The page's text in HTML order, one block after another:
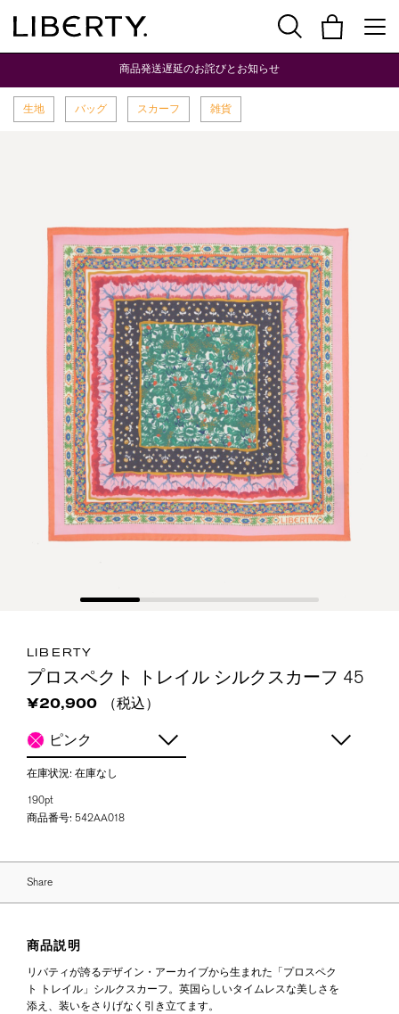
商品発送遅延のお詫びとお知らせ
生地 バッグ スカーフ 雑貨
LIBERTY
プロスペクト トレイル シルクスカーフ 45
¥20,900
（税込）
ピンク
在庫状況: 在庫なし
190pt
商品番号: 542AA018
Share
商品説明
リバティが誇るデザイン・アーカイブから生まれた「プロスペク
ト トレイル」シルクスカーフ。英国らしいタイムレスな美しさを
添え、装いをさりげなく引き立てます。